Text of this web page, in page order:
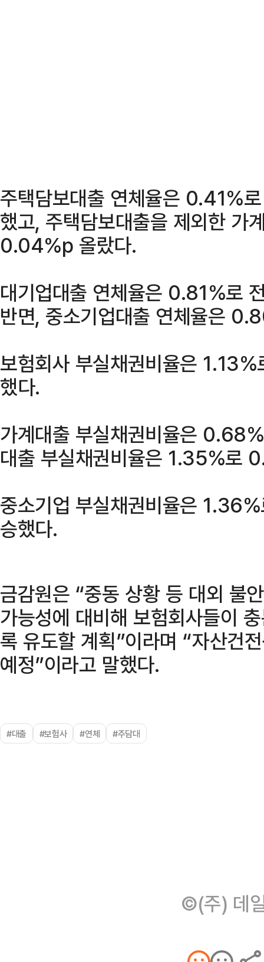
주택담보대출 연체율은 0.41%
했고, 주택담보대출을 제외한 가
0.04%p 올랐다.
대기업대출 연체율은 0.81%로
반면, 중소기업대출 연체율은
보험회사 부실채권비율은
했다.
가계대출 부실채권비율은
대출 부실채권비율은 1.35%로
중소기업 부실채권비율은
승했다.
금감원은 “중동 상황 등 대외 불
가능성에 대비해 보험회사들이
록 유도할 계획”이라며 “자산건
예정”이라고 말했다.
#대출 #보험사 #연체 #주담대
©(주) 데